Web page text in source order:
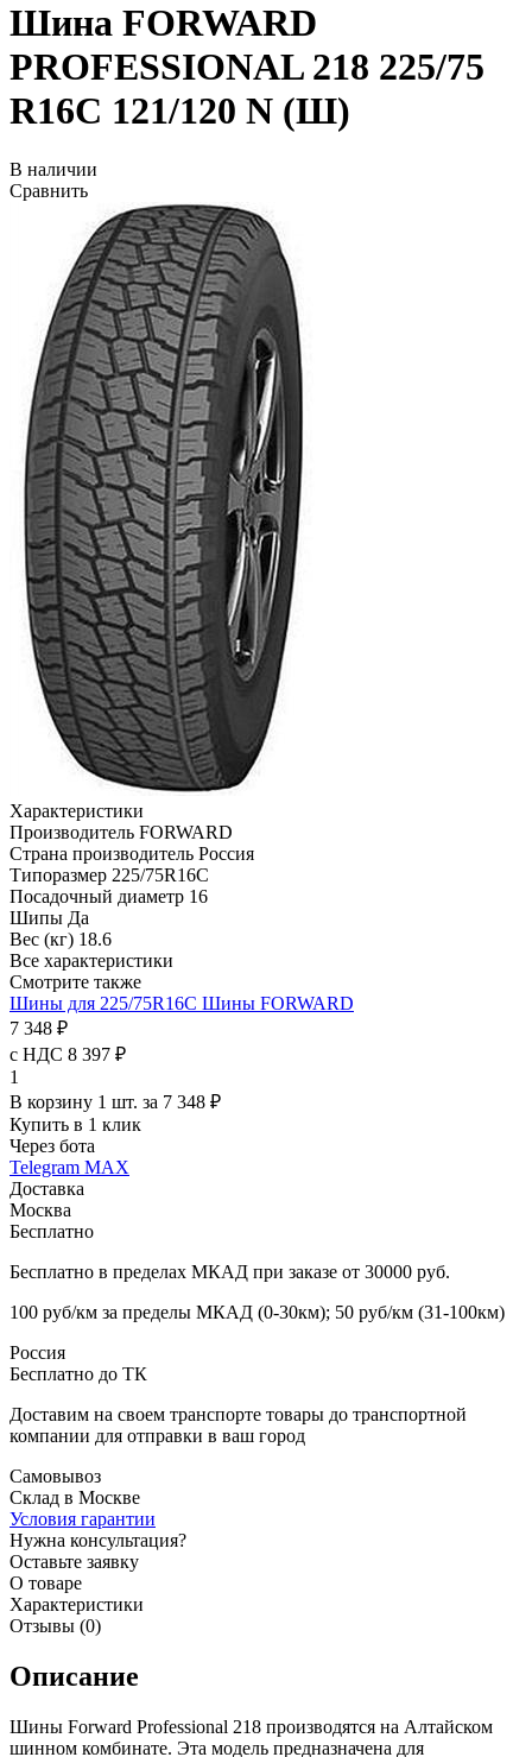
Шина FORWARD
PROFESSIONAL 218 225/75
R16C 121/120 N (Ш)
В наличии
Сравнить
Характеристики
Производитель FORWARD
Страна производитель Россия
Типоразмер 225/75R16C
Посадочный диаметр 16
Шипы Да
Вес (кг) 18.6
Все характеристики
Смотрите также
Шины для 225/75R16C Шины FORWARD
7 348 ₽
с НДС 8 397 ₽
1
В корзину 1 шт. за 7 348 ₽
Купить в 1 клик
Через бота
Telegram MAX
Доставка
Москва
Бесплатно
Бесплатно в пределах МКАД при заказе от 30000 руб.
100 руб/км за пределы МКАД (0-30км); 50 руб/км (31-100км)
Россия
Бесплатно до ТК
Доставим на своем транспорте товары до транспортной
компании для отправки в ваш город
Самовывоз
Склад в Москве
Условия гарантии
Нужна консультация?
Оставьте заявку
О товаре
Характеристики
Отзывы (0)
Описание
Шины Forward Professional 218 производятся на Алтайском
шинном комбинате. Эта модель предназначена для